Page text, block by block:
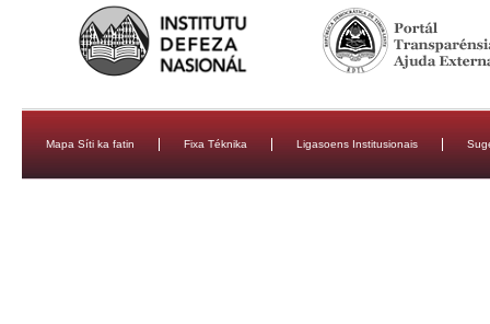
Mapa Síti ka fatin Fixa Téknika Ligasoens Institusionais